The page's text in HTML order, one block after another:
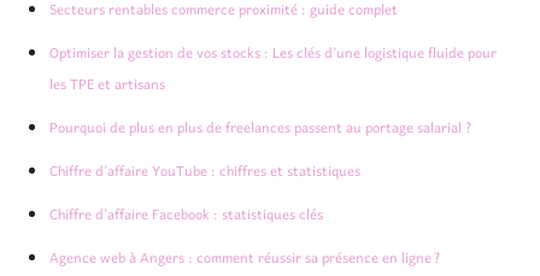
Secteurs rentables commerce proximité : guide complet
Optimiser la gestion de vos stocks : Les clés d’une logistique fluide pour
les TPE et artisans
Pourquoi de plus en plus de freelances passent au portage salarial ?
Chiffre d’affaire YouTube : chiffres et statistiques
Chiffre d’affaire Facebook : statistiques clés
Agence web à Angers : comment réussir sa présence en ligne ?